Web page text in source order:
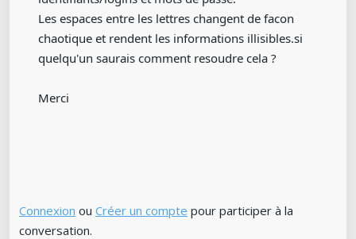
Les espaces entre les lettres changent de facon
chaotique et rendent les informations illisibles.si
quelqu'un saurais comment resoudre cela ?
Merci
Connexion ou Créer un compte pour participer à la
conversation.